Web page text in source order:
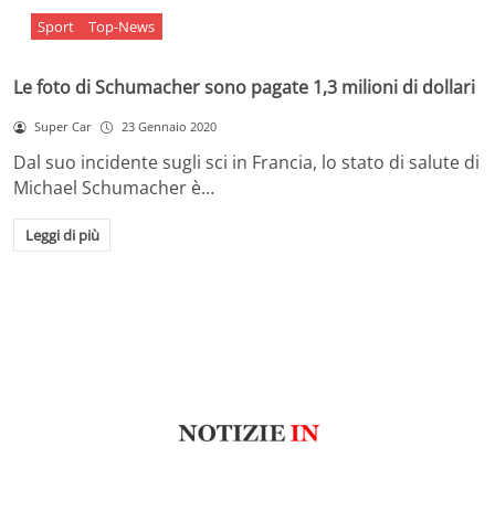
Sport Top-News
Le foto di Schumacher sono pagate 1,3 milioni di dollari
Super Car 23 Gennaio 2020
Dal suo incidente sugli sci in Francia, lo stato di salute di
Michael Schumacher è…
Leggi di più